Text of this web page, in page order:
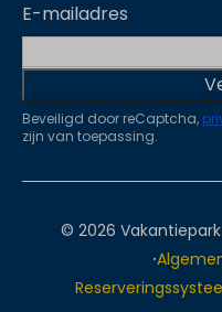
E-mailadres
Beveiligd door reCaptcha,
zijn van toepassing.
© 2026
·